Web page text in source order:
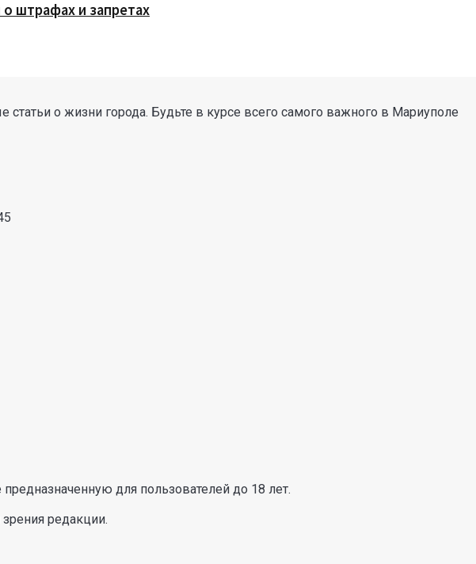
штрафах и запретах
о жизни города. Будьте в курсе всего самого важного в Мариуполе
для пользователей до 18 лет.
редакции.